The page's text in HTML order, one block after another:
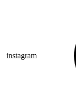
instagram